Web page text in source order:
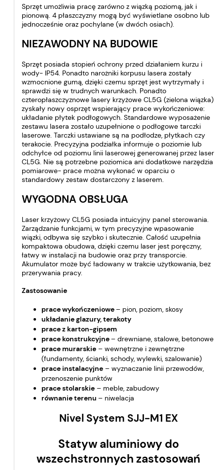
Sprzęt umożliwia pracę zarówno z wiązką poziomą, jak i
pionową. 4 płaszczyzny mogą być wyświetlane osobno lub
jednocześnie oraz pochylane (w dwóch osiach).
NIEZAWODNY NA BUDOWIE
Sprzęt posiada stopień ochrony przed działaniem kurzu i
wody- IP54. Ponadto narożniki korpusu lasera zostały
wzmocnione gumą, dzięki czemu sprzęt jest wytrzymały i
sprawdzi się w trudnych warunkach. Ponadto
czteropłaszczyznowe lasery krzyżowe CL5G (zielona wiązka)
zyskały nowy osprzęt wspierający prace wykończeniowe:
układanie płytek podłogowych. Standardowe wyposażenie
zestawu lasera zostało uzupełnione o podłogowe tarczki
laserowe. Tarczki ustawiane są na podłodze, płytkach czy
terakocie. Precyzyjna podziałka informuje o poziomie lub
odchyłce od poziomu linii laserowej generowanej przez laser
CL5G. Nie są potrzebne poziomica ani dodatkowe narzędzia
pomiarowe- prace można wykonać w oparciu o
standardowy zestaw dostarczony z laserem.
WYGODNA OBSŁUGA
Laser krzyżowy CL5G posiada intuicyjny panel sterowania.
Zarządzanie funkcjami, w tym precyzyjne wpasowanie
wiązki, odbywa się szybko i skutecznie. Całość uzupełnia
kompaktowa obudowa, dzięki czemu laser jest poręczny,
łatwy w instalacji na budowie oraz przy transporcie.
Akumulator może być ładowany w trakcie użytkowania, bez
przerywania pracy.
Zastosowanie
prace wykończeniowe– pion, poziom, skosy
układanie glazury, terakoty
prace z karton-gipsem
prace konstrukcyjne– drewniane, stalowe, betonowe
prace murarskie – wewnętrzne i zewnętrzne
(fundamenty, ścianki, schody, wylewki, szalowanie)
prace instalacyjne – wyznaczanie linii przewodów,
przenoszenie punktów
prace stolarskie – meble, zabudowy
równanie terenu – niwelacja
Nivel System SJJ-M1 EX
Statyw aluminiowy do
wszechstronnych zastosowań